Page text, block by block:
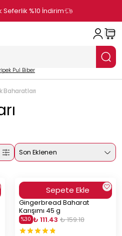
%10 İndirim
İpek Pul Biber
Baharatları
Son Eklenen
Sepete Ekle
Gingerbread Baharat
Karışımı 45 g
%30 ₺ 111.43 ₺ 159.18